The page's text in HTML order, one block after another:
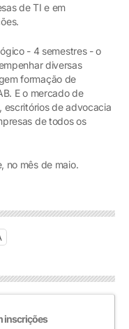
de TI e em
- 4 semestres - o
diversas
formação de
E o mercado de
escritórios de advocacia
de todos os
no mês de maio.
inscrições